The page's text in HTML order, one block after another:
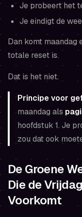
Je probeert het
Je eindigt de
Dan komt maandag
totale reset is.
Dat is het niet.
Principe voor
maandag als
hoofdstuk 1. Je
zou dat ook
De Groene
Die de
Voorkomt